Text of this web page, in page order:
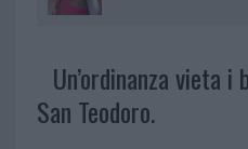
Un’ordinanza vieta
San Teodoro.